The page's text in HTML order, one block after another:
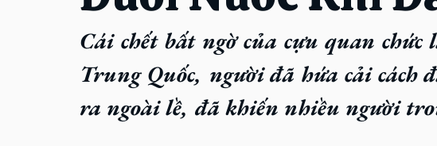
Cái chết bất ngờ của cựu quan
Trung Quốc, người đã hứa cải cách
ra ngoài lề, đã khiến nhiều người